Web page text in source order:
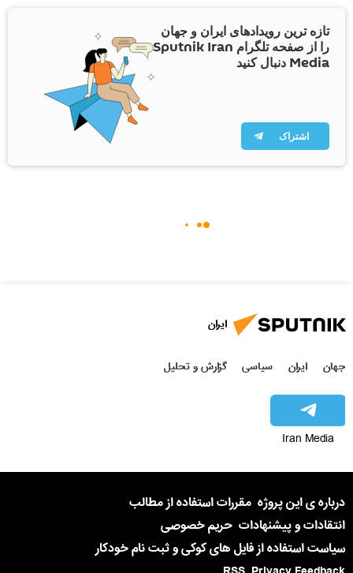
تازه ترین رویدادهای ایران و جهان
را از صفحه تلگرام Sputnik Iran
Media دنبال کنید
اشتراک
ایران
جهان ایران سیاسی گزارش و تحلیل
Iran Media
درباره ی این پروژه مقررات استفاده از مطالب
انتقادات و پیشنهادات حریم خصوصی
سیاست استفاده از فایل های کوکی و ثبت نام خودکار